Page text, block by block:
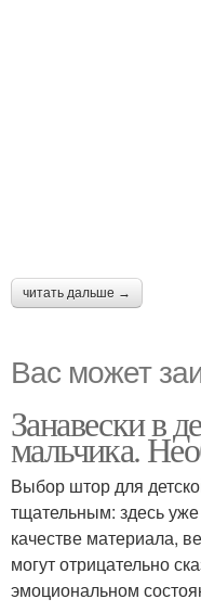
читать дальше →
Вас может
Занавески в
мальчика.
Выбор штор для
тщательным: здесь
качестве материала,
могут отрицательно
эмоциональном